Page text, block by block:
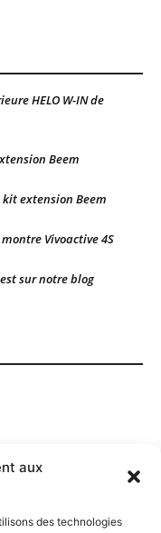
aux
des technologies
HELO W-IN de
Beem
extension Beem
Vivoactive 4S
sur notre blog